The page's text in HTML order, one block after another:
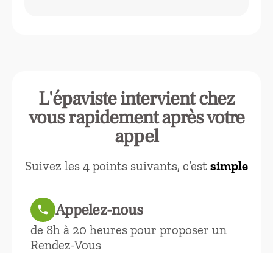
L'épaviste intervient chez
vous rapidement après votre
appel
Suivez les 4 points suivants, c’est simple
call Appelez-nous
de 8h à 20 heures pour proposer un
Rendez-Vous